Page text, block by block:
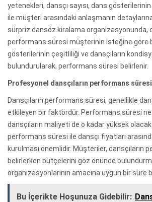
yetenekleri, dansçı sayısı, dans
ile müşteri arasındaki anlaşmanın
sürpriz dansöz kiralama organizasyonunda,
performans süresi müşterinin isteğine göre
gösterilerinin çeşitliliği ve dansçıların
bulundurularak, performans süresi belirlenir.
Profesyonel dansçıların performans
Dansçıların performans süresi, genellikle
etkileyen bir faktördür. Performans süresi
dansçıların maliyeti de o kadar yüksek
performans süresi ile dansçı fiyatları
kurulması önemlidir. Müşteriler, dansçıların
belirlerken bütçelerini göz önünde
organizasyonlarının amacına uygun bir süre
Bu İçerikte Hoşunuza Gidebilir: